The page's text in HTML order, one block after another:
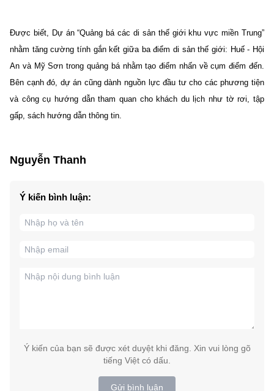
Được biết, Dự án “Quảng bá các di sản thế giới khu vực miền Trung”
nhằm tăng cường tính gắn kết giữa ba điểm di sản thế giới: Huế - Hội
An và Mỹ Sơn trong quảng bá nhằm tạo điểm nhấn về cụm điểm đến.
Bên cạnh đó, dự án cũng dành nguồn lực đầu tư cho các phương tiện
và công cụ hướng dẫn tham quan cho khách du lịch như tờ rơi, tập
gấp, sách hướng dẫn thông tin.
Nguyễn Thanh
Ý kiến bình luận:
Ý kiến của bạn sẽ được xét duyệt khi đăng. Xin vui lòng gõ
tiếng Việt có dấu.
Gửi bình luận